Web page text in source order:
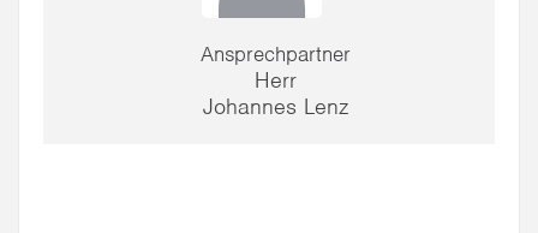
Ansprechpartner
Herr
Johannes Lenz